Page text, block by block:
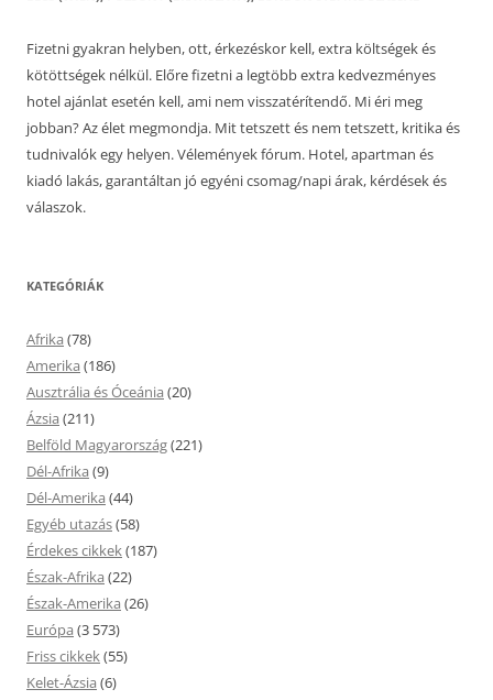
Fizetni gyakran helyben, ott, érkezéskor kell, extra költségek és
kötöttségek nélkül. Előre fizetni a legtöbb extra kedvezményes
hotel ajánlat esetén kell, ami nem visszatérítendő. Mi éri meg
jobban? Az élet megmondja. Mit tetszett és nem tetszett, kritika és
tudnivalók egy helyen. Vélemények fórum. Hotel, apartman és
kiadó lakás, garantáltan jó egyéni csomag/napi árak, kérdések és
válaszok.
KATEGÓRIÁK
Afrika (78)
Amerika (186)
Ausztrália és Óceánia (20)
Ázsia (211)
Belföld Magyarország(221)
Dél-Afrika (9)
Dél-Amerika (44)
Egyéb utazás(58)
Érdekes cikkek(187)
Észak-Afrika (22)
Észak-Amerika (26)
Európa (3 573)
Friss cikkek(55)
Kelet-Ázsia (6)